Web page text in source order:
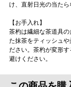
け、直射日光の当たら
【お手入れ】
茶杓は繊細な茶道具
た抹茶をティッシュ
ださい。茶杓が変形
避けください。